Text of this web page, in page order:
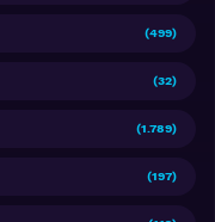
(499)
(32)
(1.789)
(197)